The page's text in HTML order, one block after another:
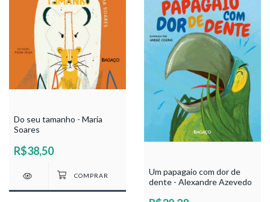
Do seu tamanho - Maria
Soares
R$38,50
Um papagaio com dor de
dente - Alexandre Azevedo